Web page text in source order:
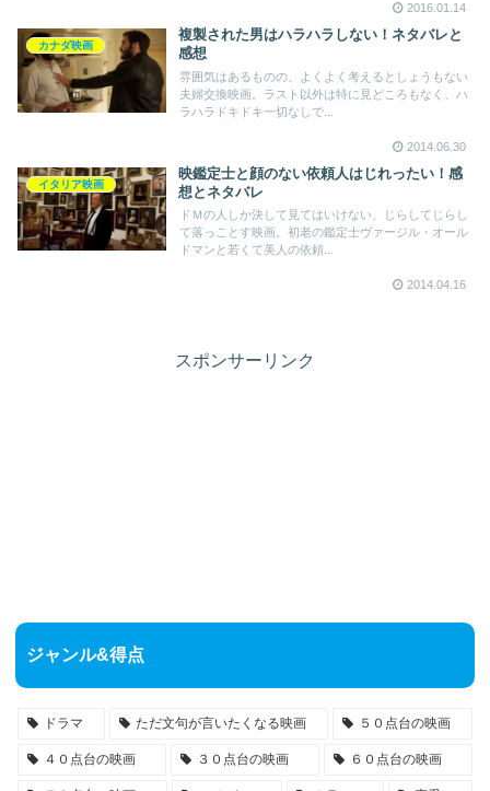
2016.01.14
カナダ映画
複製された男はハラハラしない！ネタバレと
感想
雰囲気はあるものの、よくよく考えるとしょうもない
夫婦交換映画。ラスト以外は特に見どころもなく、ハ
ラハラドキドキ一切なしで...
2014.06.30
イタリア映画
映鑑定士と顔のない依頼人はじれったい！感
想とネタバレ
ドＭの人しか決して見てはいけない、じらしてじらし
て落っことす映画。初老の鑑定士ヴァージル・オール
ドマンと若くて美人の依頼...
2014.04.16
スポンサーリンク
ジャンル&得点
ドラマ ただ文句が言いたくなる映画 ５０点台の映画
４０点台の映画 ３０点台の映画 ６０点台の映画